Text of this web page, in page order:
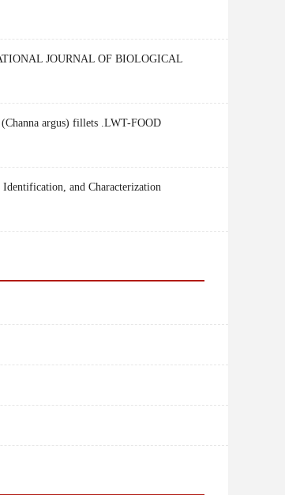
JOURNAL OF BIOLOGICAL
argus) fillets .LWT-FOOD
and Characterization